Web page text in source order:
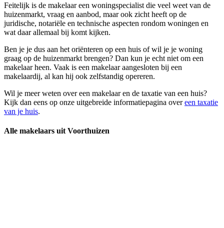
Feitelijk is de makelaar een woningspecialist die veel weet van de
huizenmarkt, vraag en aanbod, maar ook zicht heeft op de
juridische, notariële en technische aspecten rondom woningen en
wat daar allemaal bij komt kijken.
Ben je je dus aan het oriënteren op een huis of wil je je woning
graag op de huizenmarkt brengen? Dan kun je echt niet om een
makelaar heen. Vaak is een makelaar aangesloten bij een
makelaardij, al kan hij ook zelfstandig opereren.
Wil je meer weten over een makelaar en de taxatie van een huis?
Kijk dan eens op onze uitgebreide informatiepagina overeen taxatie
van je huis.
Alle makelaars uit Voorthuizen